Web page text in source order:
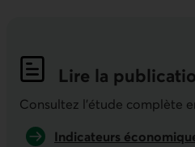
Lire la
Indicateurs
Consultez l'étude complète
Indicateurs